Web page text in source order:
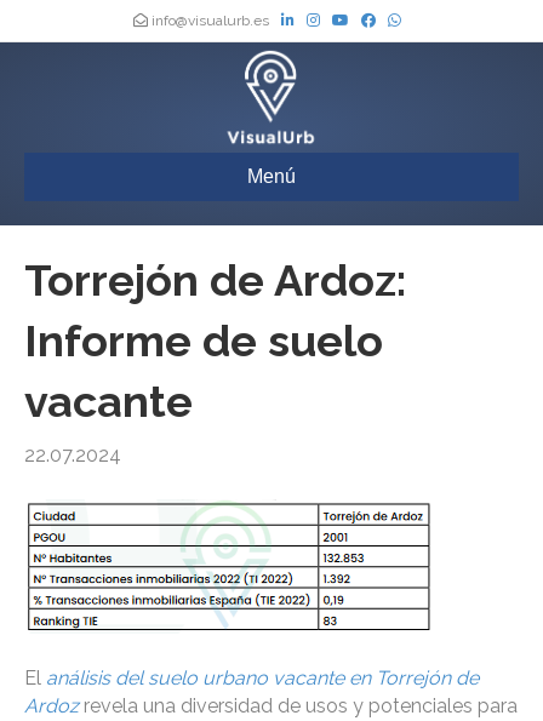
info@visualurb.es
Menú
Torrejón de Ardoz:
Informe de suelo
vacante
22.07.2024
El análisis del suelo urbano vacante en Torrejón de
Ardoz revela una diversidad de usos y potenciales para